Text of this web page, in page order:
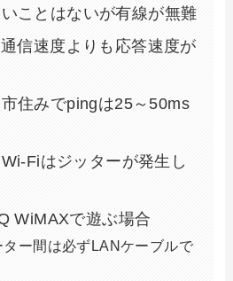
ことはないが有線が無難
信速度よりも応答速度が
住みでpingは25～50ms
Fiはジッターが発生し
WiMAXで遊ぶ場合
ター間は必ずLANケーブルで